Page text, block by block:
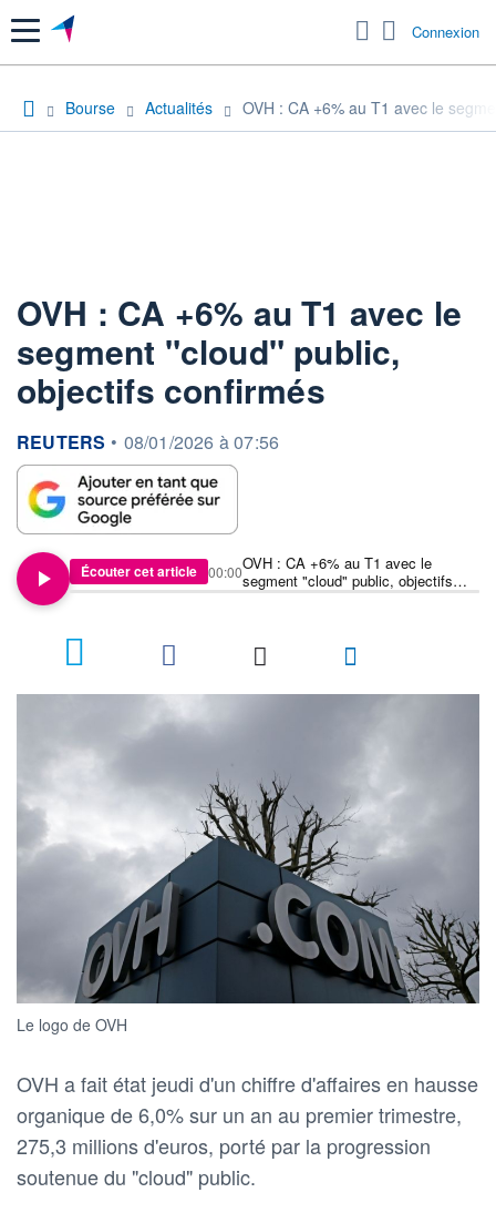
Menu Connexion
Bourse Actualités OVH : CA +6% au T1 avec le
OVH : CA +6% au T1 avec le
segment "cloud" public,
objectifs confirmés
information fournie par
REUTERS • 08/01/2026 à 07:56
Écouter cet article
OVH : CA +6% au T1 avec le
segment "cloud" public, objectifs
confirmés
00:00
Le logo de OVH
OVH a fait état jeudi d'un chiffre d'affaires en hausse
organique de 6,0% sur ‍un an au premier trimestre,
275,3 millions d'euros, porté par la progression
soutenue du "cloud" public.